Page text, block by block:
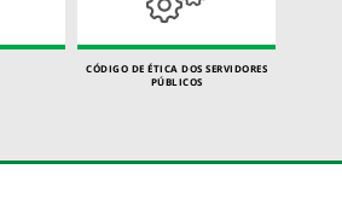
CÓDIGO DE ÉTICA DOS SERVIDORES
PÚBLICOS